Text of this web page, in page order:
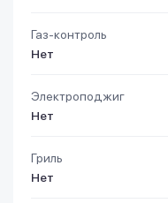
Газ-контроль
Нет
Электроподжиг
Нет
Гриль
Нет